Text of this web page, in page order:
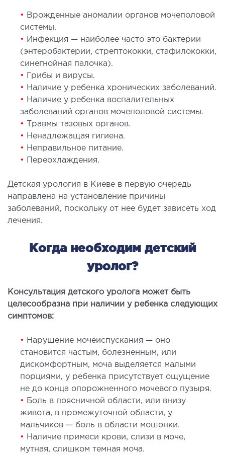
стационар
интенсивной терапии
транспортировка в Киеве и
(Перевозка больных)
помощь в Киеве
сосудов
(ЭКГ)
диагностика
РЕЗОНАНСНАЯ
(МРТ)
органов
нейрохирургии
• Врожденные аномалии органов мочеполовой
системы.
• Инфекция — наиболее часто это бактерии
(энтеробактерии, стрептококки, стафилококки,
синегнойная палочка).
•
Грибы и вирусы.
• Наличие у ребенка хронических заболеваний.
• Наличие у ребенка воспалительных
заболеваний органов мочеполовой системы.
•
Травмы тазовых органов.
• Ненадлежащая гигиена.
• Неправильное питание.
•
Переохлаждения.
Детская урология в Киеве в первую очередь
направлена на установление причины
заболеваний, поскольку от нее будет зависеть ход
лечения.
Когда необходим детский
уролог?
Консультация детского уролога может быть
целесообразна при наличии у ребенка следующих
симптомов:
• Нарушение мочеиспускания — оно
становится частым, болезненным, или
дискомфортным, моча выделяется малыми
порциями, у ребенка присутствует ощущение
не до конца опорожненного мочевого пузыря.
• Боль в поясничной области, или внизу
живота, в промежуточной области, у
мальчиков — боль в области мошонки.
• Наличие примеси крови, слизи в моче,
мутная, слишком темная моча.